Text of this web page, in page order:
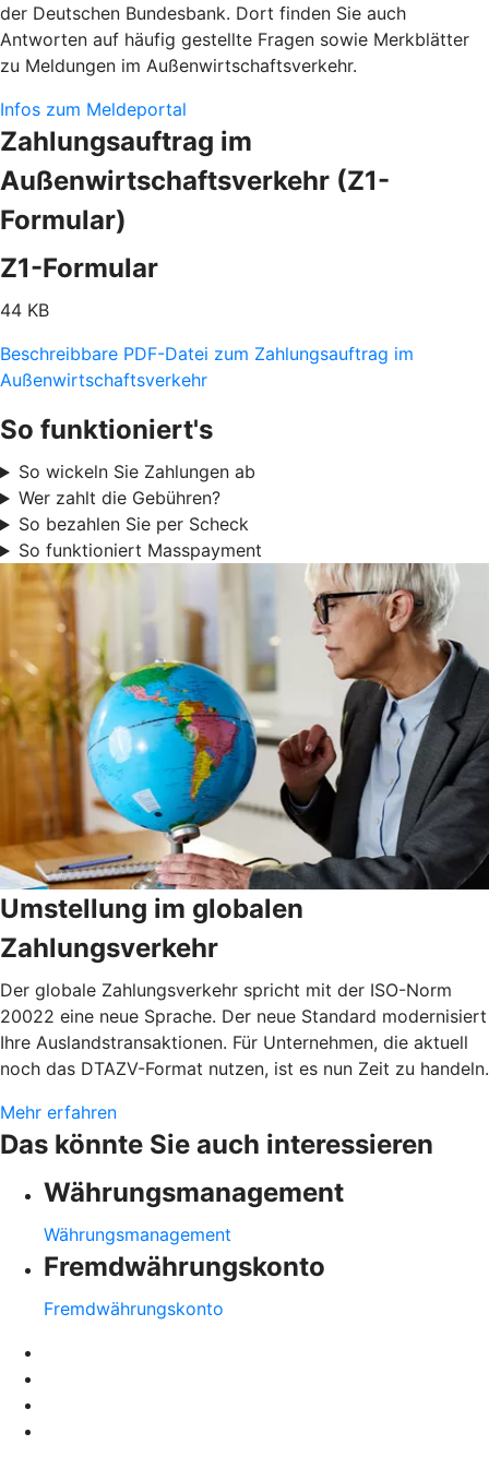
der Deutschen Bundesbank. Dort finden Sie auch
Antworten auf häufig gestellte Fragen sowie Merkblätter
zu Meldungen im Außenwirtschaftsverkehr.
Infos zum Meldeportal
Zahlungsauftrag im
Außenwirtschaftsverkehr (Z1-
Formular)
Z1-Formular
44 KB
Beschreibbare PDF-Datei zum Zahlungsauftrag im
Außenwirtschaftsverkehr
So funktioniert's
So wickeln Sie Zahlungen ab
Wer zahlt die Gebühren?
So bezahlen Sie per Scheck
So funktioniert Masspayment
Umstellung im globalen
Zahlungsverkehr
Der globale Zahlungsverkehr spricht mit der ISO-Norm
20022 eine neue Sprache. Der neue Standard modernisiert
Ihre Auslandstransaktionen. Für Unternehmen, die aktuell
noch das DTAZV-Format nutzen, ist es nun Zeit zu handeln.
Mehr erfahren
Das könnte Sie auch interessieren
Währungsmanagement
Währungsmanagement
Fremdwährungskonto
Fremdwährungskonto